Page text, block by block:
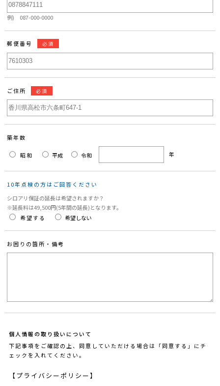
例) 087-000-0000
郵便番号 必須
ご住所 必須
築年数
昭和 平成 令和 年
10年点検の方は ご回答ください
シロアリ保証の延⻑は希望されますか？
※延⻑料は49,500円(5年間の延⻑)となります。
希望する
希望しない
お困りの箇所・備考
個人情報の取り扱いについて
下記事項をご確認の上、同意していただける場合は「同意する」にチ
ェックを入れてください。
【プライバシーポリシー】